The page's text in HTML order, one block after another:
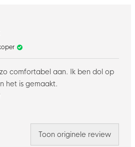
comfortabel aan. Ik ben dol op
het is gemaakt.
Toon originele review